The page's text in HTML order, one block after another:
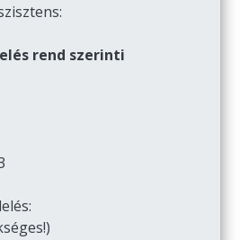
rend szerinti